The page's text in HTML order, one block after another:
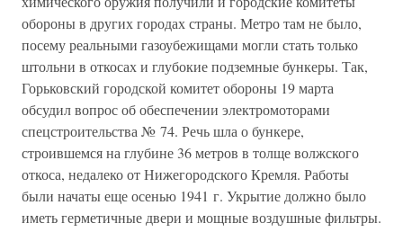
обороны в других городах страны. Метро там не было,
посему реальными газоубежищами могли стать только
штольни в откосах и глубокие подземные бункеры. Так,
Горьковский городской комитет обороны 19 марта
обсудил вопрос об обеспечении электромоторами
спецстроительства № 74. Речь шла о бункере,
строившемся на глубине 36 метров в толще волжского
откоса, недалеко от Нижегородского Кремля. Работы
были начаты еще осенью 1941 г. Укрытие должно было
иметь герметичные двери и мощные воздушные фильтры.